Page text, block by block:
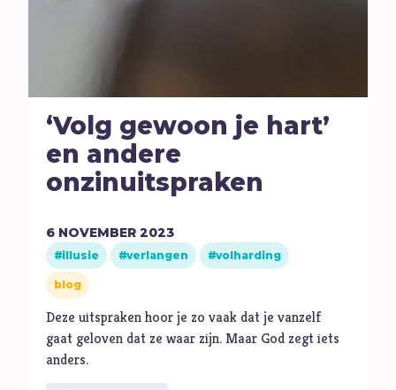
‘Volg gewoon je hart’
en andere
onzinuitspraken
6 NOVEMBER 2023
illusie verlangen volharding
blog
Deze uitspraken hoor je zo vaak dat je vanzelf
gaat geloven dat ze waar zijn. Maar God zegt iets
anders.